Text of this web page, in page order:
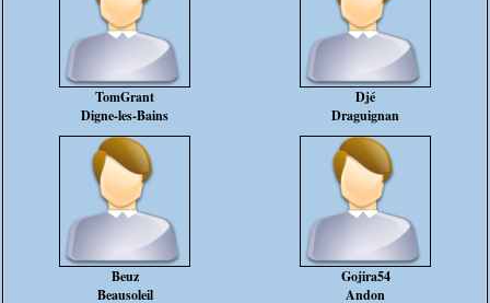
TomGrant
Digne-les-Bains
Djé
Draguignan
Beuz
Beausoleil
Gojira54
Andon